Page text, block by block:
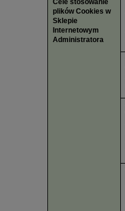
Cele stosowanie
plików Cookies w
Sklepie
Internetowym
Administratora